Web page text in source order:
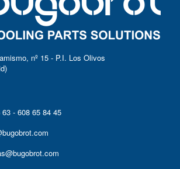
nº 15 - P.I. Los Olivos
- 608 65 84 45